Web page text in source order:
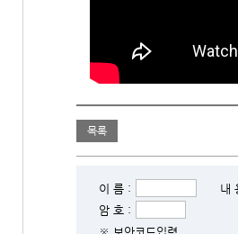
목록
이 름 :
암 호 :
내